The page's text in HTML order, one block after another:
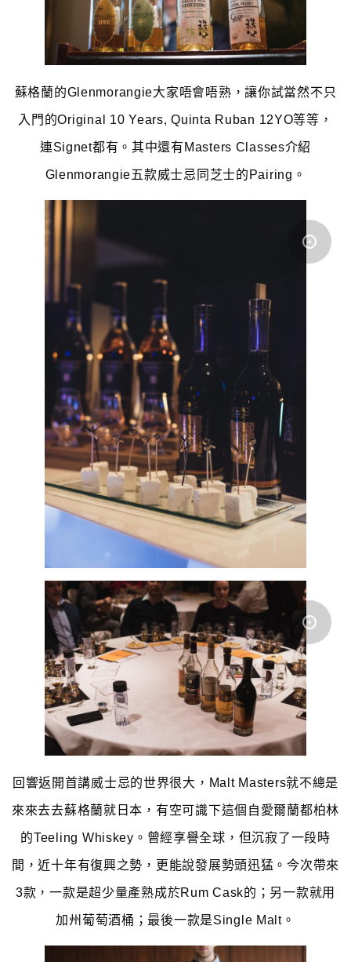
蘇格蘭的Glenmorangie大家唔會唔熟，讓你試當然不只
入門的Original 10 Years, Quinta Ruban 12YO等等，
連Signet都有。其中還有Masters Classes介紹
Glenmorangie五款威士忌同芝士的Pairing。
回響返開首講威士忌的世界很大，Malt Masters就不總是
來來去去蘇格蘭就日本，有空可識下這個自愛爾蘭都柏林
的Teeling Whiskey。曾經享譽全球，但沉寂了一段時
間，近十年有復興之勢，更能說發展勢頭迅猛。今次帶來
3款，一款是超少量產熟成於Rum Cask的；另一款就用
加州葡萄酒桶；最後一款是Single Malt。